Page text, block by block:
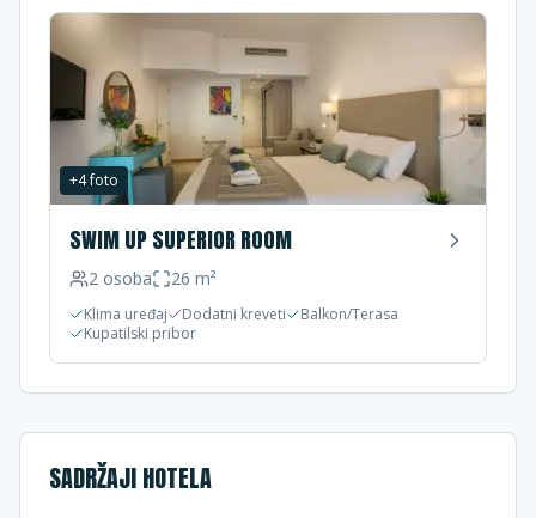
+4foto
SWIM UP SUPERIOR ROOM
2 osoba 26 m²
Klima uređaj Dodatni kreveti
Balkon/Terasa
Kupatilski pribor
SADRŽAJI HOTELA